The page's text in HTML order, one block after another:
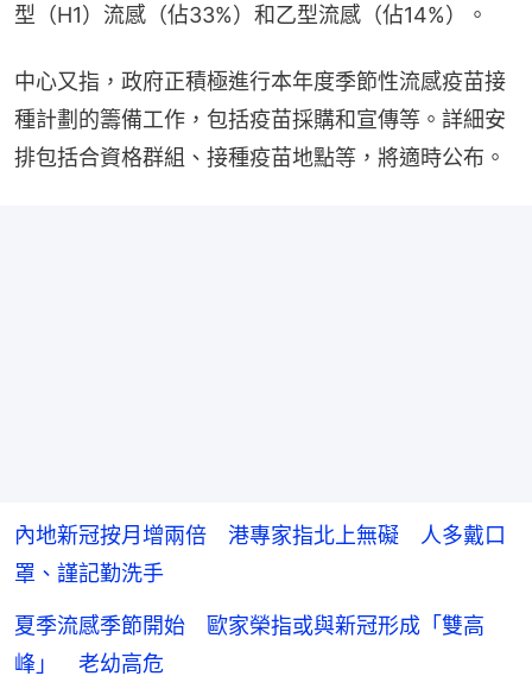
型（H1）流感（佔33%）和乙型流感（佔14%）。
中心又指，政府正積極進行本年度季節性流感疫苗接
種計劃的籌備工作，包括疫苗採購和宣傳等。詳細安
排包括合資格群組、接種疫苗地點等，將適時公布。
內地新冠按月增兩倍 港專家指北上無礙 人多戴口
罩、謹記勤洗手
夏季流感季節開始 歐家榮指或與新冠形成「雙高
峰」 老幼高危